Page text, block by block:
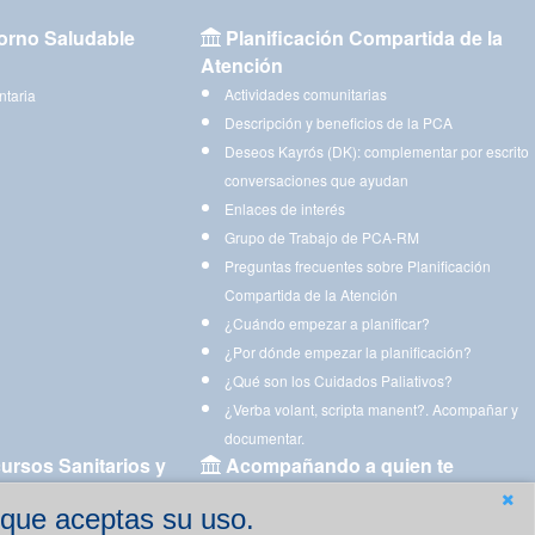
aceptas su uso.
Saludable
Planificación Compartida de la
Atención
Actividades comunitarias
Descripción y beneficios de la PCA
Deseos Kayrós (DK): complementar por escrito
conversaciones que ayudan
Enlaces de interés
Grupo de Trabajo de PCA-RM
Preguntas frecuentes sobre Planificación
Compartida de la Atención
¿Cuándo empezar a planificar?
¿Por dónde empezar la planificación?
¿Qué son los Cuidados Paliativos?
¿Verba volant, scripta manent?. Acompañar y
documentar.
Sanitarios y
Acompañando a quien te
Aplicaciones para descargar